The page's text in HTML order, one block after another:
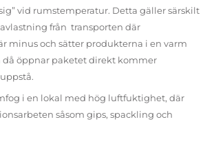
vid rumstemperatur. Detta gäller särskilt
från transporten där
minus och sätter produkterna i en varm
då öppnar paketet direkt kommer
i en lokal med hög luftfuktighet, där
såsom gips, spackling och